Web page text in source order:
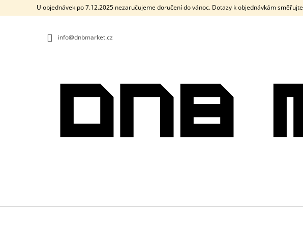
U objednávek po 7.12.2025 nezaručujeme doručení do vánoc. Dotazy k objednávkám
info@dnbmarket.cz
O
OBCHODU
OBCHODU